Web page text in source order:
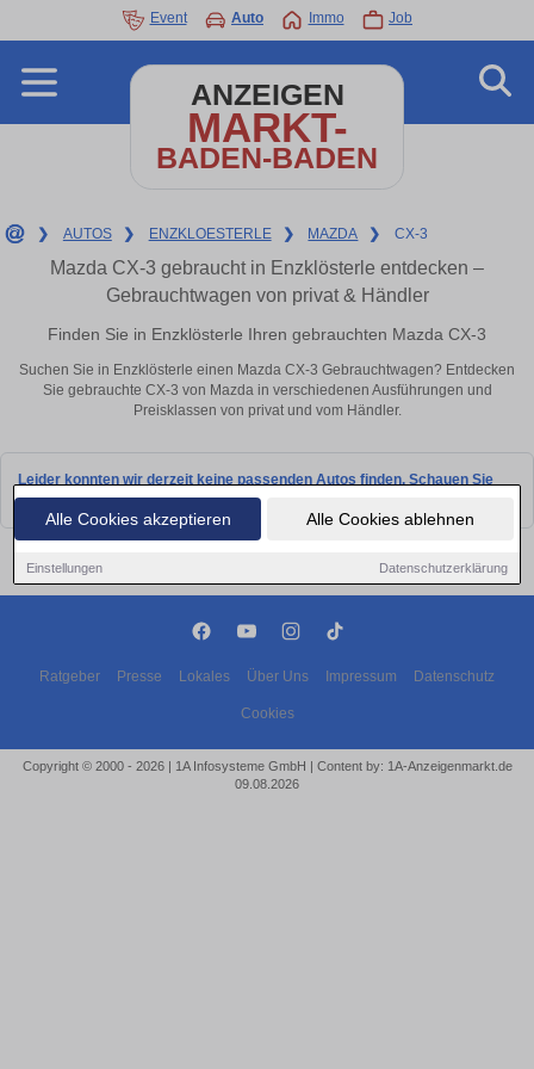
Alle Cookies akzeptieren Alle Cookies ablehnen
Einstellungen Datenschutzerklärung
Event Auto Immo Job
ANZEIGEN
MARKT-
BADEN-BADEN
❯ AUTOS ❯ ENZKLOESTERLE ❯ MAZDA ❯ CX-3
Mazda CX-3 gebraucht in Enzklösterle entdecken –
Gebrauchtwagen von privat & Händler
Finden Sie in Enzklösterle Ihren gebrauchten Mazda CX-3
Suchen Sie in Enzklösterle einen Mazda CX-3 Gebrauchtwagen? Entdecken
Sie gebrauchte CX-3 von Mazda in verschiedenen Ausführungen und
Preisklassen von privat und vom Händler.
Leider konnten wir derzeit keine passenden Autos finden. Schauen Sie
bald wieder vorbei!
Ratgeber Presse Lokales Über Uns Impressum Datenschutz
Cookies
Copyright © 2000 - 2026 | 1A Infosysteme GmbH | Content by: 1A-Anzeigenmarkt.de
09.08.2026